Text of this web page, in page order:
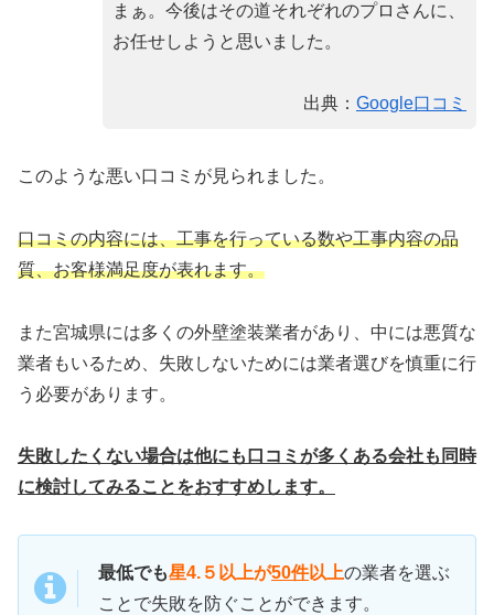
まぁ。今後はその道それぞれのプロさんに、
お任せしようと思いました。
出典： Google口コミ
このような悪い口コミが見られました。
口コミの内容には、工事を行っている数や工事内容の品
質、お客様満足度が表れます。
また宮城県には多くの外壁塗装業者があり、中には悪質な
業者もいるため、失敗しないためには業者選びを慎重に行
う必要があります。
失敗したくない場合は他にも口コミが多くある会社も同時
に検討してみることをおすすめします。
最低でも星4.５以上が50件以上の業者を選ぶ
ことで失敗を防ぐことができます。